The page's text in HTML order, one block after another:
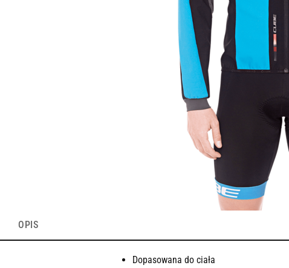
OPIS
Dopasowana do ciała